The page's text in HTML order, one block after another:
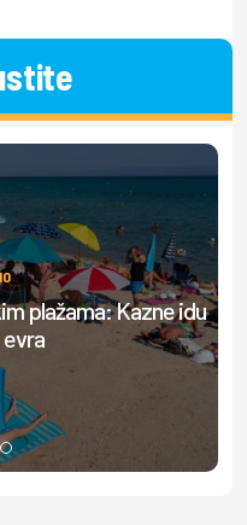
plažama: Kazne idu